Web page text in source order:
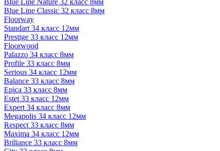
Blue Line Nature 32 класс 8мм
Blue Line Classic 32 класс 8мм
Floorway
Standart 34 класс 12мм
Prestige 33 класс 12мм
Floorwood
Palazzo 34 класс 8мм
Profile 33 класс 8мм
Serious 34 класс 12мм
Balance 33 класс 8мм
Epica 33 класс 8мм
Estet 33 класс 12мм
Expert 34 класс 8мм
Megapolis 34 класс 12мм
Respect 33 класс 8мм
Maxima 34 класс 12мм
Briliance 33 класс 8мм